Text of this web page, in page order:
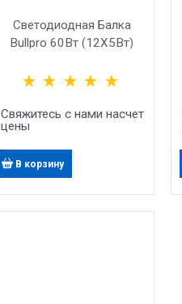
Светодиодная Балка
Bullpro 60Вт (12X5Вт)
Свяжитесь с нами насчет
цены
В корзину